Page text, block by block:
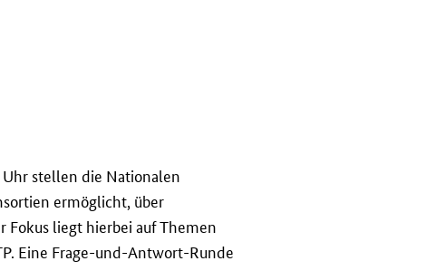
stellen die Nationalen
ermöglicht, über
liegt hierbei auf Themen
Eine Frage-und-Antwort-Runde